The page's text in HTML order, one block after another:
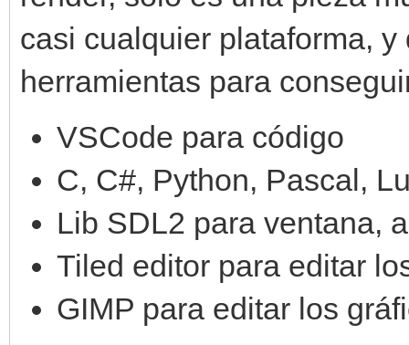
casi cualquier plataforma,
herramientas para
VSCode para código
C, C#, Python, Pascal,
Lib SDL2 para ventana,
Tiled editor para editar
GIMP para editar los